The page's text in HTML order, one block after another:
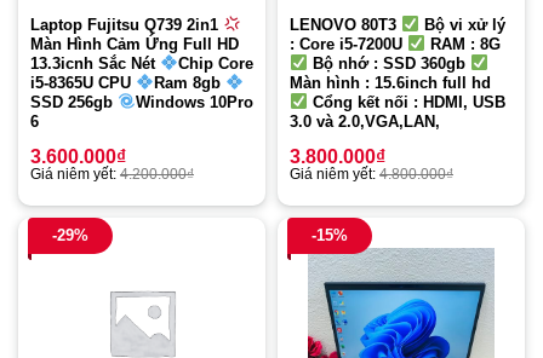
Laptop Fujitsu Q739 2in1
Màn Hình Cảm Ứng Full HD
13.3icnh Sắc Nét
Chip Core
i5-8365U CPU
Ram 8gb
SSD 256gb
Windows 10Pro
6
3.600.000₫
Giá niêm yết: 4.200.000₫
LENOVO 80T3
Bộ vi xử lý
: Core i5-7200U
RAM : 8G
Bộ nhớ : SSD 360gb
Màn hình : 15.6inch full hd
Cổng kết nối : HDMI, USB
3.0 và 2.0,VGA,LAN,
3.800.000₫
Giá niêm yết: 4.800.000₫
-29% -15%